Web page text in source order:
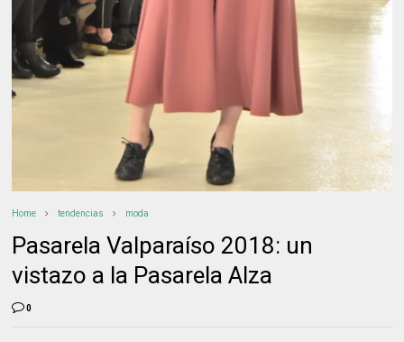
Home tendencias moda
Pasarela Valparaíso 2018: un
vistazo a la Pasarela Alza
0